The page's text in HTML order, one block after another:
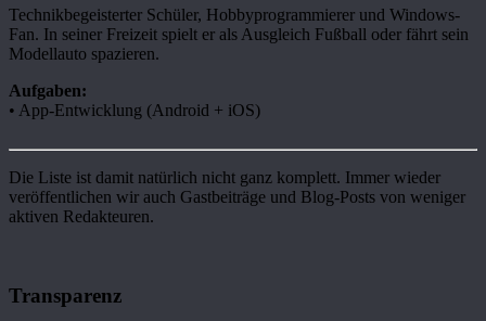
Technikbegeisterter Schüler, Hobbyprogrammierer und Windows-
Fan. In seiner Freizeit spielt er als Ausgleich Fußball oder fährt sein
Modellauto spazieren.
Aufgaben:
• App-Entwicklung (Android + iOS)
Die Liste ist damit natürlich nicht ganz komplett. Immer wieder
veröffentlichen wir auch Gastbeiträge und Blog-Posts von weniger
aktiven Redakteuren.
Transparenz